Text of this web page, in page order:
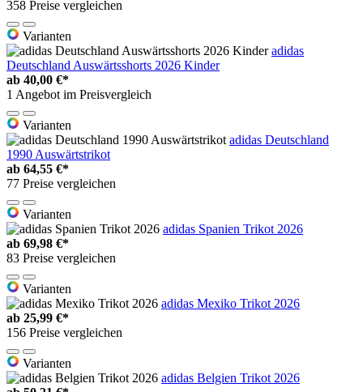
358 Preise vergleichen
Varianten
adidas
Deutschland Auswärtsshorts 2026 Kinder
ab 40,00 €*
1 Angebot im Preisvergleich
Varianten
adidas Deutschland
1990 Auswärtstrikot
ab 64,55 €*
77 Preise vergleichen
Varianten
adidas Spanien Trikot 2026
ab 69,98 €*
83 Preise vergleichen
Varianten
adidas Mexiko Trikot 2026
ab 25,99 €*
156 Preise vergleichen
Varianten
adidas Belgien Trikot 2026